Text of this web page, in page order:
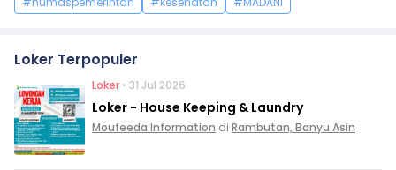
Loker Terpopuler
Loker • 31 Jul 2026
Loker - House Keeping & Laundry
Moufeeda Information di Rambutan, Banyu Asin